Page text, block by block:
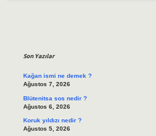
Son Yazılar
Kağan ismi ne demek ?
Ağustos 7, 2026
Blütenitsa sos nedir ?
Ağustos 6, 2026
Koruk yıldızı nedir ?
Ağustos 5, 2026